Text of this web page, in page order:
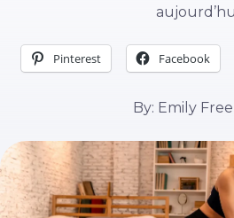
Pinterest Facebook
By: Emily